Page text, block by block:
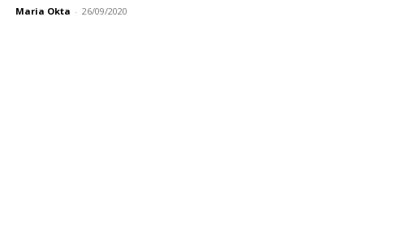
Maria Okta - 26/09/2020